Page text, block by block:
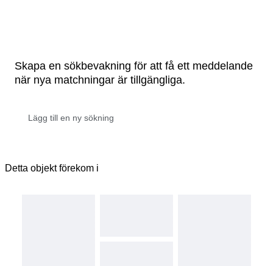
Skapa en sökbevakning för att få ett meddelande
när nya matchningar är tillgängliga.
Detta objekt förekom i